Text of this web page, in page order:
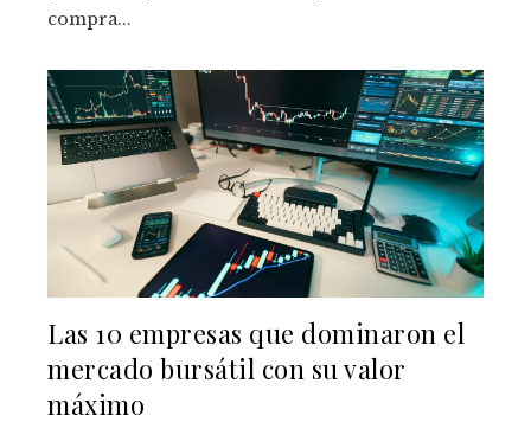
compra...
Las 10 empresas que dominaron el
mercado bursátil con su valor
máximo